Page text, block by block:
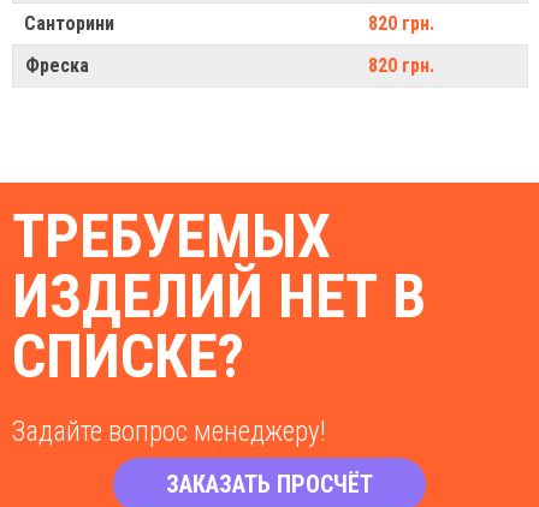
Санторини
820 грн.
Фреска
820 грн.
ТРЕБУЕМЫХ
ИЗДЕЛИЙ НЕТ В
СПИСКЕ?
Задайте вопрос менеджеру!
ЗАКАЗАТЬ ПРОСЧЁТ